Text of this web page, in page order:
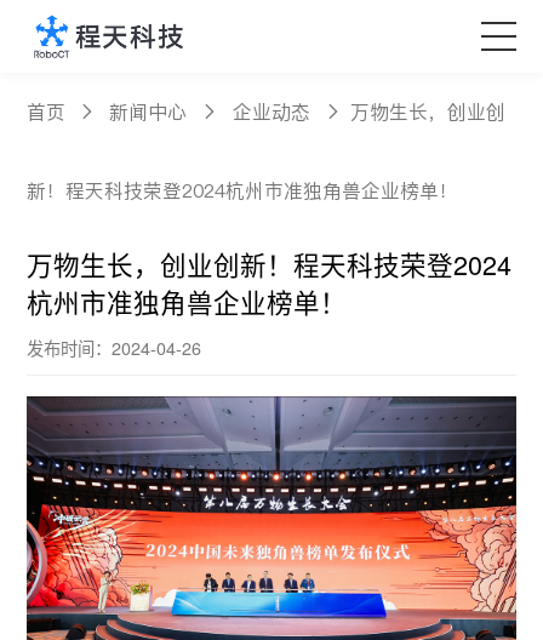
核心产品
科技创新
定制服务
关于程天
Language
首页 新闻中心 企业动态 万物生长，创业创
新！程天科技荣登2024杭州市准独角兽企业榜单！
万物生长，创业创新！程天科技荣登2024
杭州市准独角兽企业榜单！
发布时间：2024-04-26